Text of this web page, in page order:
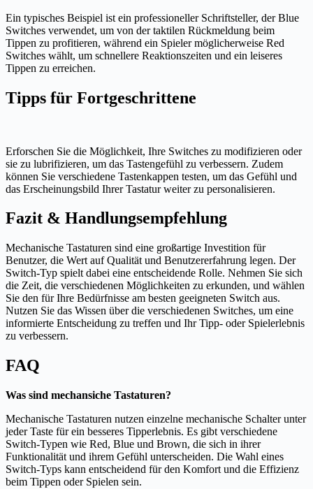
Ein typisches Beispiel ist ein professioneller Schriftsteller, der Blue
Switches verwendet, um von der taktilen Rückmeldung beim
Tippen zu profitieren, während ein Spieler möglicherweise Red
Switches wählt, um schnellere Reaktionszeiten und ein leiseres
Tippen zu erreichen.
Tipps für Fortgeschrittene
Erforschen Sie die Möglichkeit, Ihre Switches zu modifizieren oder
sie zu lubrifizieren, um das Tastengefühl zu verbessern. Zudem
können Sie verschiedene Tastenkappen testen, um das Gefühl und
das Erscheinungsbild Ihrer Tastatur weiter zu personalisieren.
Fazit & Handlungsempfehlung
Mechanische Tastaturen sind eine großartige Investition für
Benutzer, die Wert auf Qualität und Benutzererfahrung legen. Der
Switch-Typ spielt dabei eine entscheidende Rolle. Nehmen Sie sich
die Zeit, die verschiedenen Möglichkeiten zu erkunden, und wählen
Sie den für Ihre Bedürfnisse am besten geeigneten Switch aus.
Nutzen Sie das Wissen über die verschiedenen Switches, um eine
informierte Entscheidung zu treffen und Ihr Tipp- oder Spielerlebnis
zu verbessern.
FAQ
Was sind mechansiche Tastaturen?
Mechanische Tastaturen nutzen einzelne mechanische Schalter unter
jeder Taste für ein besseres Tipperlebnis. Es gibt verschiedene
Switch-Typen wie Red, Blue und Brown, die sich in ihrer
Funktionalität und ihrem Gefühl unterscheiden. Die Wahl eines
Switch-Typs kann entscheidend für den Komfort und die Effizienz
beim Tippen oder Spielen sein.